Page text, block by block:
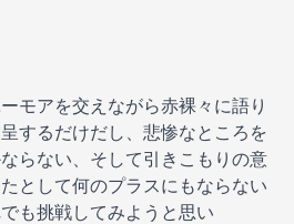
モアを交えながら赤裸々に語り
するだけだし、悲惨なところを
らない、そして引きこもりの意
として何のプラスにもならない
も挑戦してみようと思い